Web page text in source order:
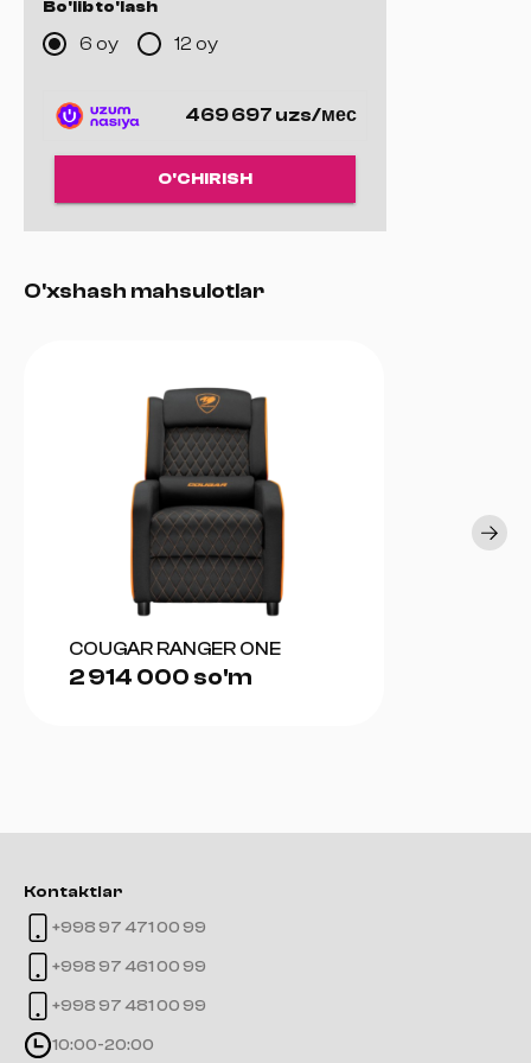
orqali maksimal dam olish.
Durable Base & Casters:
yumshoq harakatlanuvchi g‘ildiraklar.
rangdagi nafis dizayn.
Head & Lumbar Support:Ergonomik bosh va bel yostiqlari
Bo'lib to'lash
6 oy 12 oy
469 697 uzs/мес
O'CHIRISH
O'xshash mahsulotlar
COUGAR RANGER ONE
2 914 000 so'm
Kontaktlar
+998 97 471 00 99
+998 97 461 00 99
+998 97 481 00 99
10:00-20:00